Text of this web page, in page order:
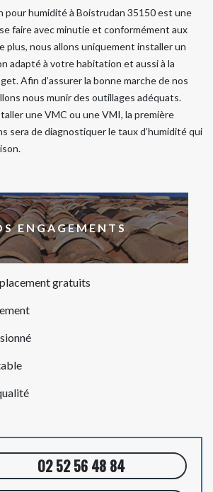
pour humidité à Boistrudan 35150 est une
faire avec minutie et conformément aux
plus, nous allons uniquement installer un
adapté à votre habitation et aussi à la
Afin d’assurer la bonne marche de nos
nous munir des outillages adéquats.
une VMC ou une VMI, la première
sera de diagnostiquer le taux d’humidité qui
ENGAGEMENTS
gratuits
02 52 56 48 84